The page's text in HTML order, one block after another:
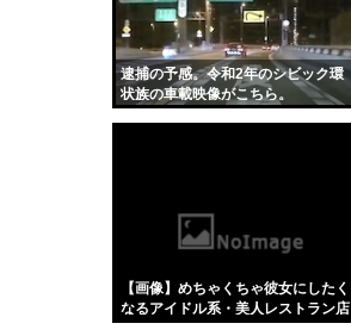
逮捕の予感。令和2年のシビック環
状族の車載映像がこちら。
【画像】めちゃくちゃ彼女にしたく
なるアイドル系・美人レストラン店